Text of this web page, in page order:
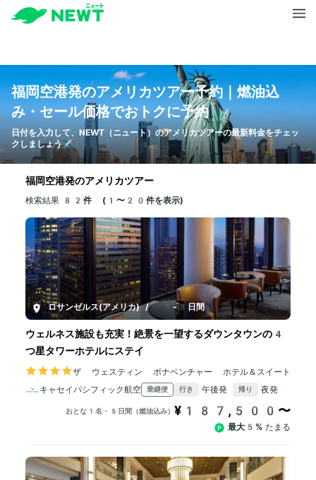
福岡空港発のアメリカツアー予約｜燃油込
み・セール価格でおトクに予約
日付を入力して、NEWT（ニュート）のアメリカツアーの最新料金をチェッ
クしましょう✈️
福岡空港発のアメリカツアー
検索結果 82件 (1〜20件を表示)
ロサンゼルス(アメリカ) / 5-8日間
ウェルネス施設も充実！絶景を一望するダウンタウンの4
つ星タワーホテルにステイ
ザ ウェスティン ボナベンチャー ホテル＆スイート
キャセイパシフィック航空
乗継便 行き 午後発 帰り 夜発
おとな1名・5日間（燃油込み） ¥187,500〜
最大5% たまる